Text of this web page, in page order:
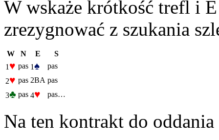
W wskaże krótkość trefl i
zrezygnować z szukania
W N E
S
1 ♥ pas 1♠
pas
2♥ pas 2BA pas
3♣ pas 4♥ pas…
Na ten kontrakt do oddania